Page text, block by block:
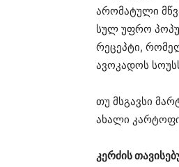
არომატული
სულ უფრო
რეცეპტი,
ავოკადოს
თუ მსგავსი
ახალი
კერძის